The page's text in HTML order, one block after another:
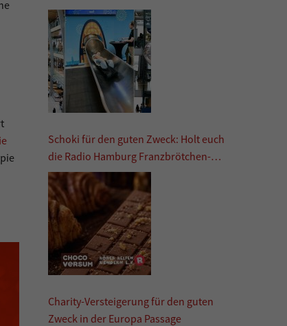
Europa Passage
Schoki für den guten Zweck: Holt euch
die Radio Hamburg Franzbrötchen-
Schokolade
Charity-Versteigerung für den guten
Zweck in der Europa Passage